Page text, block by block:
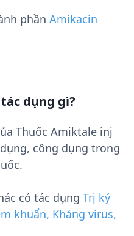
phần Amikacin
dụng gì?
Thuốc Amiktale inj
công dụng trong
có tác dụng Trị ký
khuẩn, Kháng virus,